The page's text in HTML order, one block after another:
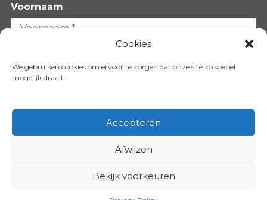
Cookies
We gebruiken cookies om ervoor te zorgen dat onze site zo soepel
mogelijk draait.
Accepteren
Afwijzen
Bekijk voorkeuren
Voornaam
VOLG ONS OP: